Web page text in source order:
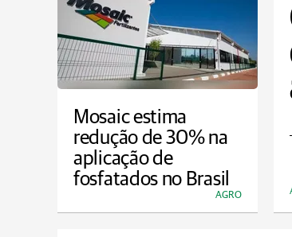
Mosaic estima
redução de 30% na
aplicação de
fosfatados no Brasil
AGRO